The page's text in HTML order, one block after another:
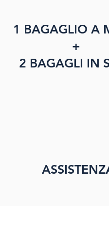
1 BAGAGLIO A
+
2 BAGAGLI IN